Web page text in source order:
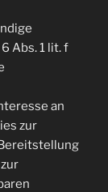
Abs. 1 lit. f
an
zur